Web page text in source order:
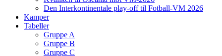
Den Interkontinentale play-off til Fotball-VM 2026
Kamper
Tabeller
Gruppe A
Gruppe B
Gruppe C